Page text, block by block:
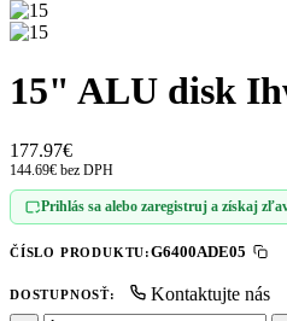
15" ALU disk
177.97€
144.69€ bez DPH
Prihlás sa alebo zaregistruj a získaj
ČÍSLO PRODUKTU:G6400ADE05
DOSTUPNOSŤ: Kontaktujte nás